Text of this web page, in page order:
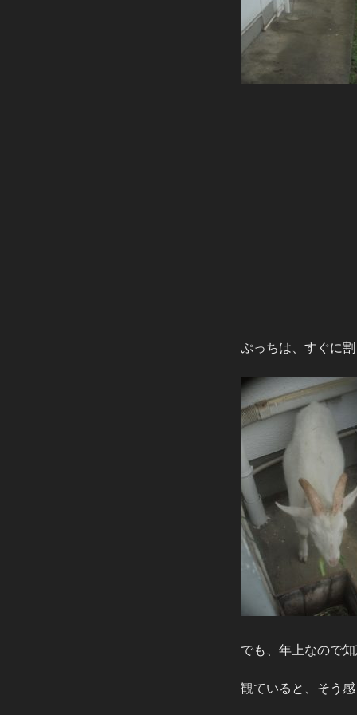
ぷっちは、すぐに
でも、年上なので
観ていると、そう